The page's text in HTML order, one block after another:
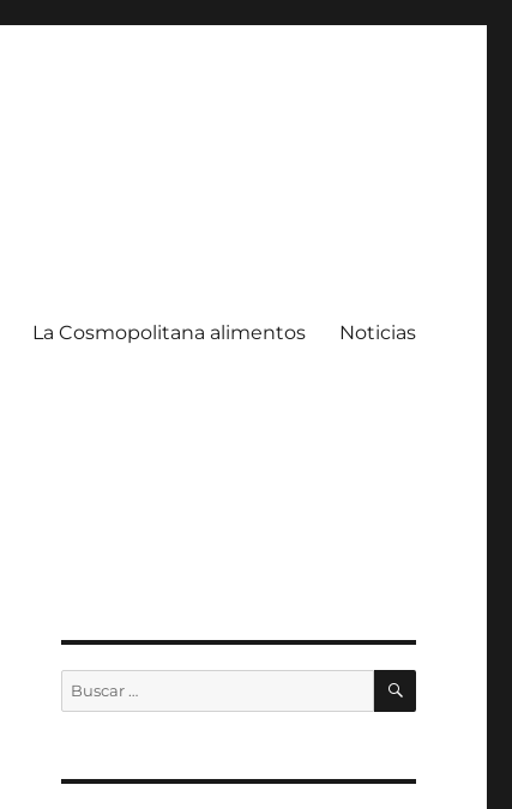
La Cosmopolitana alimentos Noticias
Buscar
por:
BUSCAR